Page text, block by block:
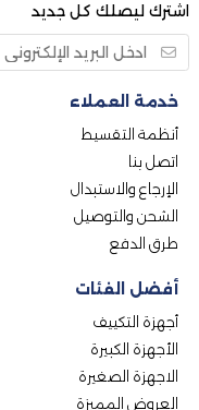
اشترك ليصلك كل جديد
خدمة العملاء
أنظمة التقسيط
اتصل بنا
الإرجاع والاستبدال
الشحن والتوصيل
طرق الدفع
أفضل الفئات
أجهزة التكييف
الأجهزة الكبيرة
الاجهزة الصغيرة
العروض المميزة